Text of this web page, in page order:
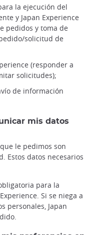
la ejecución del
y Japan Experience
pedidos y toma de
solicitud de
(responder a
solicitudes);
de información
mis datos
le pedimos son
Estos datos necesarios
para la
Si se niega a
personales, Japan